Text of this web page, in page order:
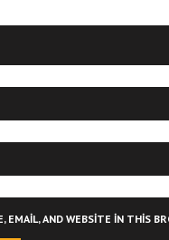
EMAIL, AND WEBSITE IN THIS